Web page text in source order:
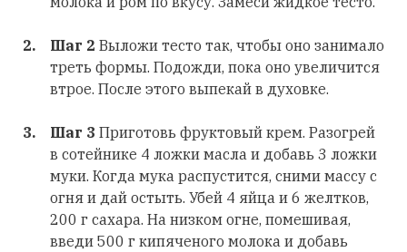
Шаг 2 Выложи тесто так, чтобы оно занимало
треть формы. Подожди, пока оно увеличится
втрое. После этого выпекай в духовке.
Шаг 3 Приготовь фруктовый крем. Разогрей
в сотейнике 4 ложки масла и добавь 3 ложки
муки. Когда мука распустится, сними массу с
огня и дай остыть. Убей 4 яйца и 6 желтков,
200 г сахара. На низком огне, помешивая,
введи 500 г кипяченого молока и добавь